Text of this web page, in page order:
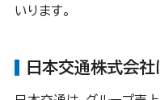
いります。
日本交通株式会社